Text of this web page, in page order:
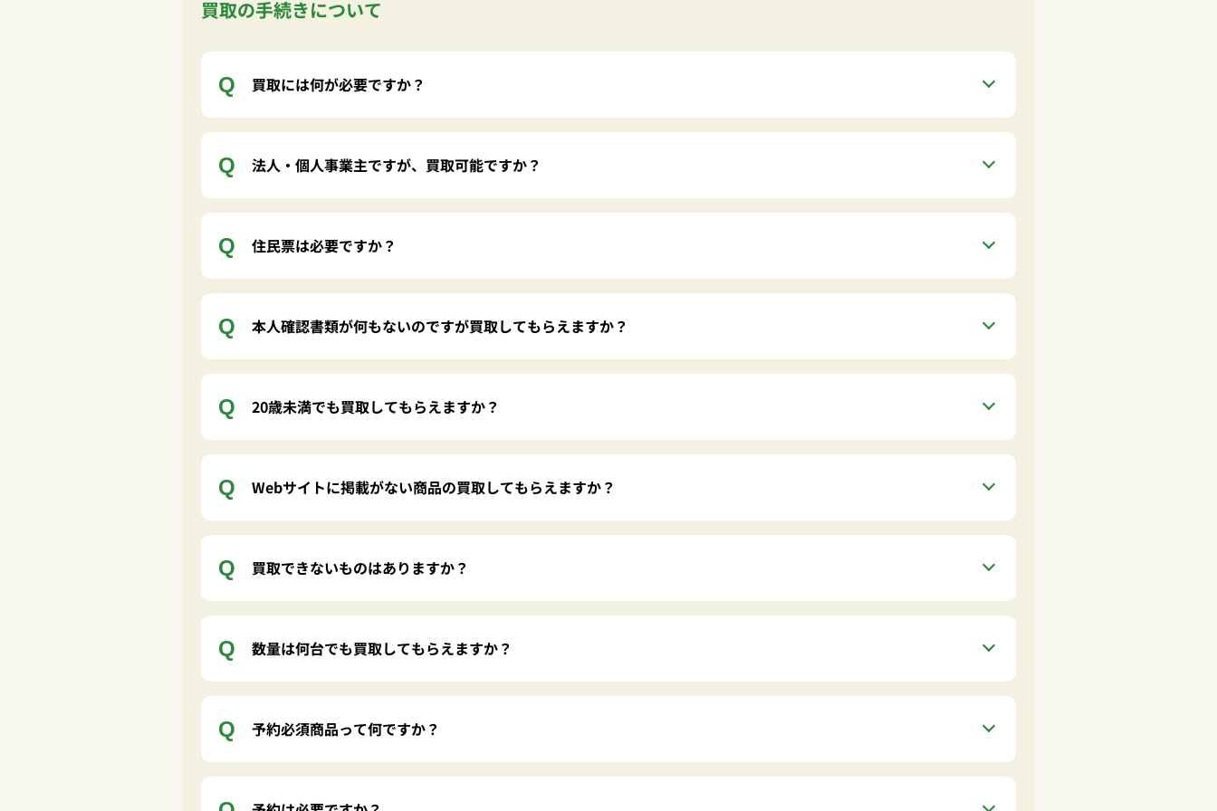
買取の手続きについて
買取には何が必要ですか？
法人・個人事業主ですが、買取可能ですか？
住民票は必要ですか？
本人確認書類が何もないのですが買取してもらえますか？
20歳未満でも買取してもらえますか？
Webサイトに掲載がない商品の買取してもらえますか？
買取できないものはありますか？
数量は何台でも買取してもらえますか？
予約必須商品って何ですか？